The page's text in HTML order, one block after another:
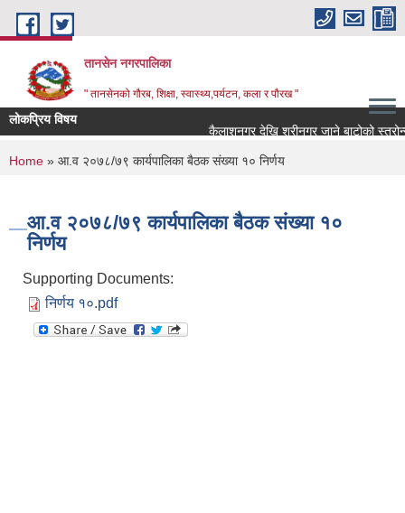
Skip to main content
तानसेन नगरपालिका
" तानसेनको गौरब, शिक्षा, स्वास्थ्य,पर्यटन, कला र पौरख "
लोकप्रिय विषय
You are here
Home » आ.व २०७८/७९ कार्यपालिका बैठक संख्या १० निर्णय
आ.व २०७८/७९ कार्यपालिका बैठक संख्या १०
निर्णय
Supporting Documents:
निर्णय १०.pdf